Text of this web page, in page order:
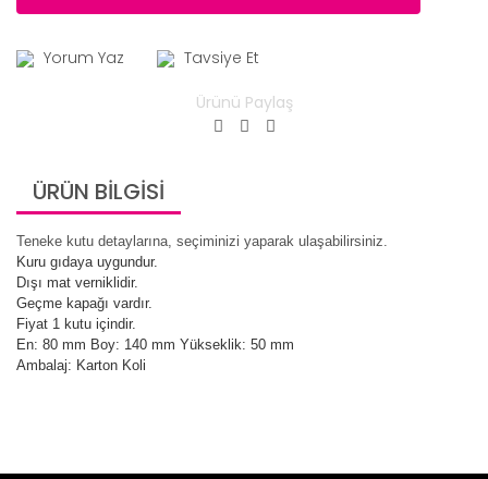
Yorum Yaz Tavsiye Et
Ürünü Paylaş
ÜRÜN BİLGİSİ
Teneke kutu detaylarına, seçiminizi yaparak ulaşabilirsiniz.
Kuru gıdaya uygundur.
Dışı mat verniklidir.
Geçme kapağı vardır.
Fiyat 1 kutu içindir.
En: 80 mm Boy: 140 mm Yükseklik: 50 mm
Ambalaj: Karton Koli